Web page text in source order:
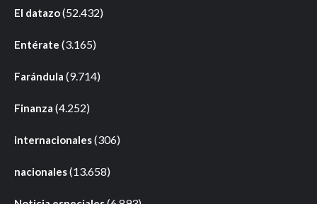
El datazo(52.432)
Entérate (3.165)
Farándula (9.714)
Finanza (4.252)
internacionales(306)
nacionales(13.658)